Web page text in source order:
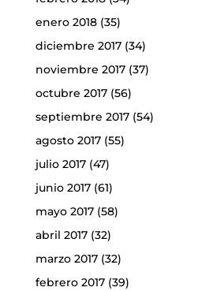
enero 2018(35)
diciembre 2017(34)
noviembre 2017(37)
octubre 2017(56)
septiembre 2017(54)
agosto 2017(55)
julio 2017(47)
junio 2017(61)
mayo 2017(58)
abril 2017(32)
marzo 2017(32)
febrero 2017(39)